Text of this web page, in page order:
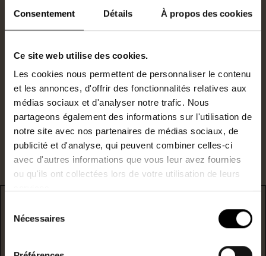
Consentement Détails À propos des cookies
Ce site web utilise des cookies.
Les cookies nous permettent de personnaliser le contenu
et les annonces, d'offrir des fonctionnalités relatives aux
médias sociaux et d'analyser notre trafic. Nous
partageons également des informations sur l'utilisation de
notre site avec nos partenaires de médias sociaux, de
publicité et d'analyse, qui peuvent combiner celles-ci
avec d'autres informations que vous leur avez fournies
ou qu'ils ont collectées lors de votre utilisation de leurs
Nécessaires
Gestionnaire locatif
0240477026
s.durand@lestoits.fr
Je suis intéressé par ce bien.
DPE